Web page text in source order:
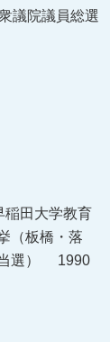
院議員総選
田大学教育
（板橋・落
選） 1990